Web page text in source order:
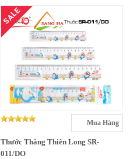
SALE
Mua Hàng
Thước Thẳng Thiên Long SR-
011/DO